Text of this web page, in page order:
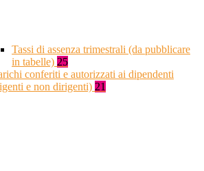
Tassi di assenza trimestrali (da pubblicare
in tabelle) 25
conferiti e autorizzati ai dipendenti
e non dirigenti) 21